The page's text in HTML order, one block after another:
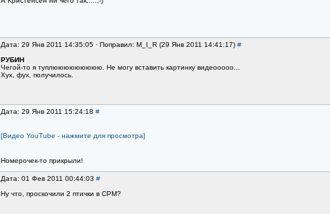
Дата: 29 Янв 2011 14:35:05 · Поправил: M_I_R (29 Янв 2011 14:41:17) #
РУБИН
Чегой-то я туплююююююююю. Не могу вставить картинку видеооооо...
Хух, фух, получилось.
Дата: 29 Янв 2011 15:24:18 #
[Видео YouTube - нажмите для просмотра]
Номерочек-то прикрыли!
Дата: 01 Фев 2011 00:44:03 #
Ну что, проскочили 2 птички в СРМ?